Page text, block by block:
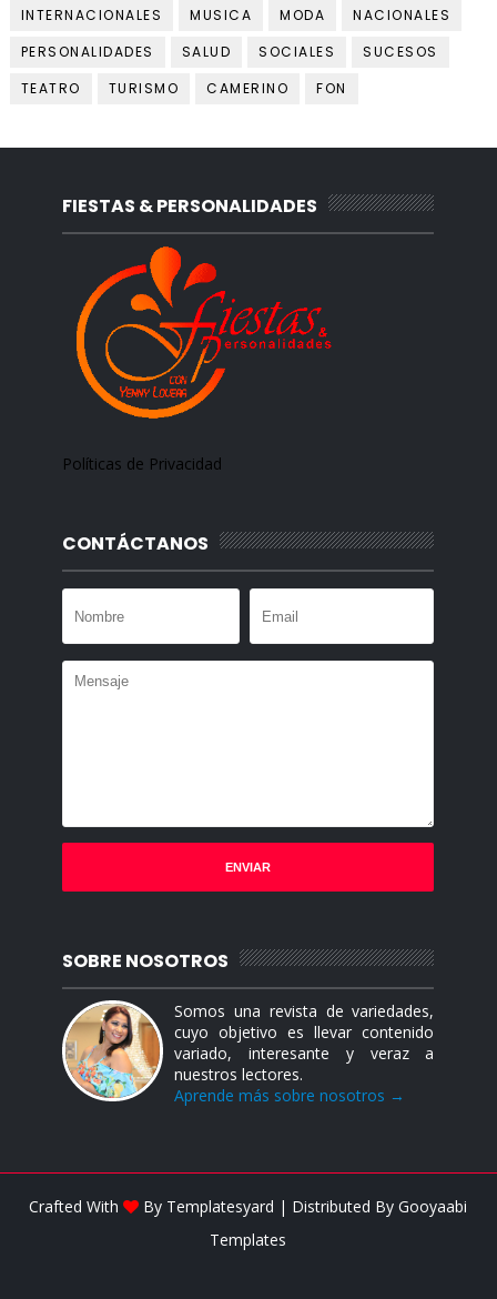
INTERNACIONALES
MUSICA MODA
NACIONALES
PERSONALIDADES
SALUD SOCIALES
SUCESOS
TEATRO
TURISMO CAMERINO FON
FIESTAS & PERSONALIDADES
Políticas de Privacidad
CONTÁCTANOS
SOBRE NOSOTROS
Somos una revista de variedades,
cuyo objetivo es llevar contenido
variado, interesante y veraz a
nuestros lectores.
Aprende más sobre nosotros →
Crafted With By Templatesyard | Distributed ByGooyaabi
Templates